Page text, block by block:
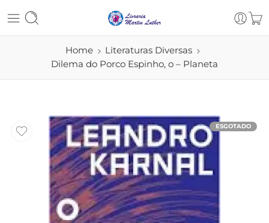
Home
Literaturas Diversas
Dilema do Porco Espinho, o – Planeta
ESGOTADO